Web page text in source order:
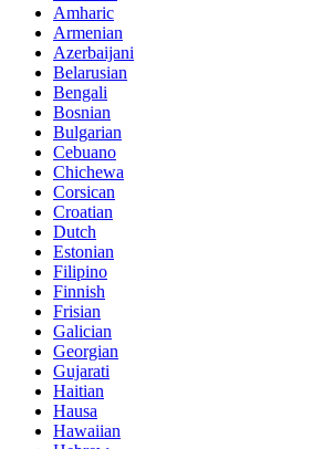
Amharic
Armenian
Azerbaijani
Belarusian
Bengali
Bosnian
Bulgarian
Cebuano
Chichewa
Corsican
Croatian
Dutch
Estonian
Filipino
Finnish
Frisian
Galician
Georgian
Gujarati
Haitian
Hausa
Hawaiian